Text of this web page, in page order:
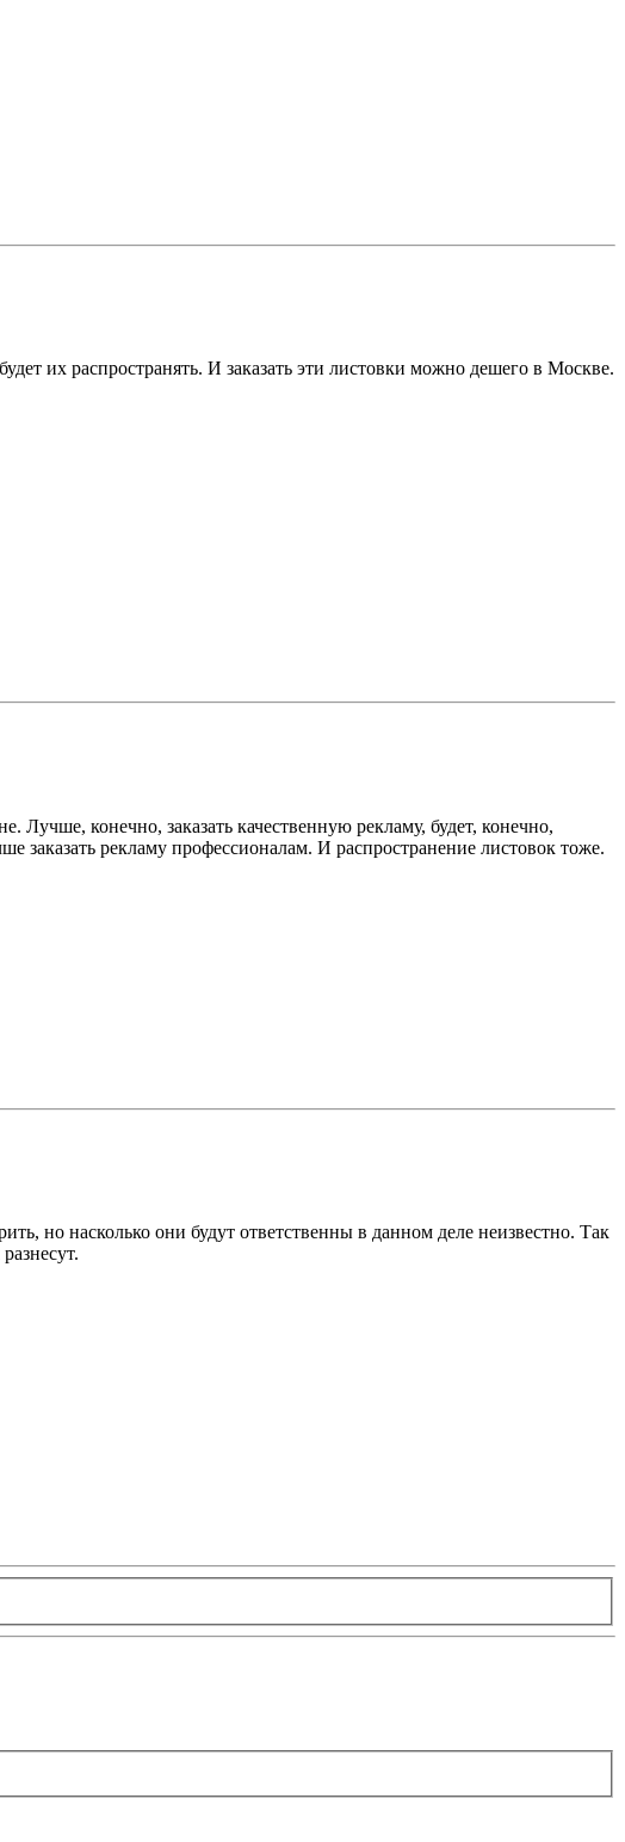
их распространять. И заказать эти листовки можно дешего в Москве.
Лучше, конечно, заказать качественную рекламу, будет, конечно,
заказать рекламу профессионалам. И распространение листовок тоже.
но насколько они будут ответственны в данном деле неизвестно. Так